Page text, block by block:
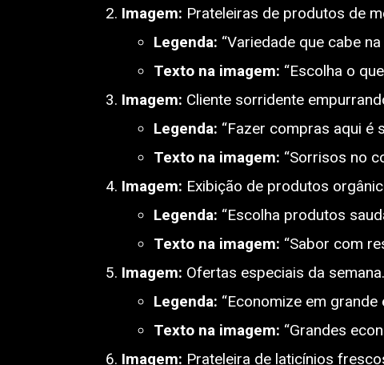
Imagem: Prateleiras de produtos de
Legenda: “Variedade que cabe
Texto na imagem: “Escolha o
Imagem: Cliente sorridente
Legenda: “Fazer compras aqui é
Texto na imagem: “Sorrisos no
Imagem: Exibição de produtos
Legenda: “Escolha produtos
Texto na imagem: “Sabor com
Imagem: Ofertas especiais da semana.
Legenda: “Economize em
Texto na imagem: “Grandes
Imagem: Prateleira de laticínios